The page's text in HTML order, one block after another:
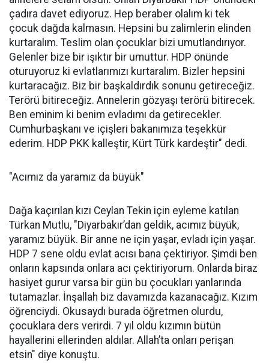
çadıra davet ediyoruz. Hep beraber olalım ki tek
çocuk dağda kalmasın. Hepsini bu zalimlerin elinden
kurtaralım. Teslim olan çocuklar bizi umutlandırıyor.
Gelenler bize bir ışıktır bir umuttur. HDP önünde
oturuyoruz ki evlatlarımızı kurtaralım. Bizler hepsini
kurtaracağız. Biz bir başkaldırdık sonunu getireceğiz.
Terörü bitireceğiz. Annelerin gözyaşı terörü bitirecek.
Ben eminim ki benim evladımı da getirecekler.
Cumhurbaşkanı ve içişleri bakanımıza teşekkür
ederim. HDP PKK kalleştir, Kürt Türk kardeştir" dedi.
"Acımız da yaramız da büyük"
Dağa kaçırılan kızı Ceylan Tekin için eyleme katılan
Türkan Mutlu, "Diyarbakır’dan geldik, acımız büyük,
yaramız büyük. Bir anne ne için yaşar, evladı için yaşar.
HDP 7 sene oldu evlat acısı bana çektiriyor. Şimdi ben
onların kapsında onlara acı çektiriyorum. Onlarda biraz
hasiyet gurur varsa bir gün bu çocukları yanlarında
tutamazlar. İnşallah biz davamızda kazanacağız. Kızım
öğrenciydi. Okusaydı burada öğretmen olurdu,
çocuklara ders verirdi. 7 yıl oldu kızımın bütün
hayallerini ellerinden aldılar. Allah’ta onları perişan
etsin" diye konuştu.